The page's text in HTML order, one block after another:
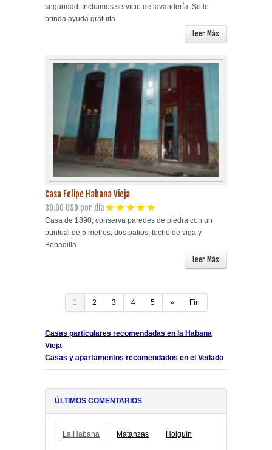
seguridad. Incluimos servicio de lavandería. Se le
brinda ayuda gratuita
Leer Más
Casa Felipe Habana Vieja
30.00 USD por día
Casa de 1890, conserva paredes de piedra con un
puntual de 5 metros, dos patios, techo de viga y
Bobadilla.
Leer Más
1 2 3 4 5 » Fin
Casas particulares recomendadas en la Habana
Vieja
Casas y apartamentos recomendados en el Vedado
ÚLTIMOS COMENTARIOS
La Habana Matanzas Holguín